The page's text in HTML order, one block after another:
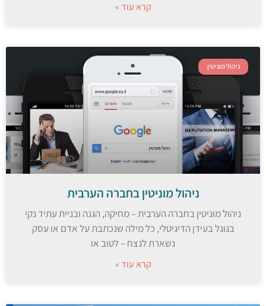
קרא עוד »
ניהול מוניטין
ניהול מוניטין בחברה הערבית
ניהול מוניטין בחברה הערבית – מחיקה, הגנה ובניית עתיד נקי
בגוגל בעידן הדיגיטלי, כל מילה שנכתבת על אדם או עסק
נשארת לנצח – לטוב או
קרא עוד »